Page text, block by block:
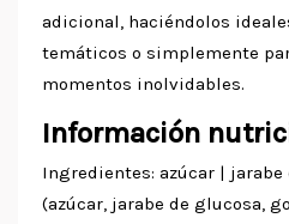
adicional, haciéndolos
temáticos o simplemente
momentos inolvidables.
Información
Ingredientes: azúcar |
(azúcar, jarabe de glucosa,